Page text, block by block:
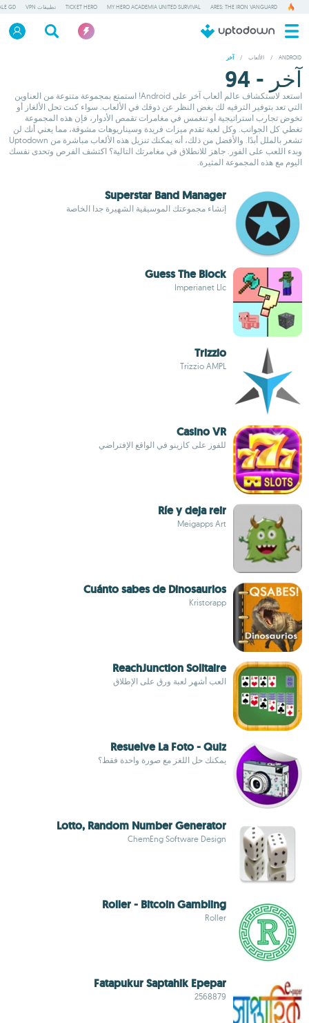
ARES: THE IRON VANGUARD
MY HERO ACADEMIA UNITED SURVIVAL
TICKET HERO تطبيقات VPN GD
ANDROID
/ الألعاب / آخر
آخر - 94
استعد لاستكشاف عالم ألعاب آخر على Android! استمتع بمجموعة متنوعة من العناوين
التي تعد بتوفير الترفيه لك بغض النظر عن ذوقك في الألعاب. سواء كنت تحل الألغاز أو
تخوض تجارب استراتيجية أو تنغمس في مغامرات تقمص الأدوار، فإن هذه المجموعة
تغطي كل الجوانب. وكل لعبة تقدم ميزات فريدة وسيناريوهات مشوقة، مما يعني أنك لن
تشعر بالملل أبدًا. والأفضل من ذلك، أنه يمكنك تنزيل هذه الألعاب مباشرة من Uptodown
وبدء اللعب على الفور. جاهز للانطلاق في مغامرتك التالية؟ اكتشف الفرص وتحدى نفسك
اليوم مع هذه المجموعة المثيرة.
Superstar Band Manager
إنشاء مجموعتك الموسيقية الشهيرة جدا الخاصة
Guess The Block
Imperianet Llc
Trizzio
Trizzio AMPL
Casino VR
للفوز على كازينو في الواقع الإفتراضي
Ríe y deja reir
Meigapps Art
Cuánto sabes de Dinosaurios
Kristorapp
ReachJunction Solitaire
العب أشهر لعبة ورق على الإطلاق
Resuelve La Foto - Quiz
يمكنك حل اللغز مع صورة واحدة فقط؟
Lotto, Random Number Generator
ChemEng Software Design
Roller - Bitcoin Gambling
Roller
Fatapukur Saptahik Epepar
2568879